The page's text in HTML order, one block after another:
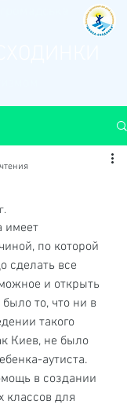
имеет
по которой
сделать все
и открыть
то, что ни в
такого
Киев, не было
аутиста.
в создании
классов для